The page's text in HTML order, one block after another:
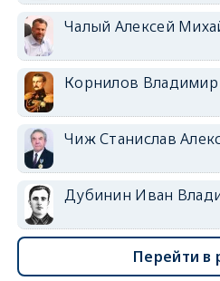
Чалый Алексей
Корнилов Владимир
Чиж Станислав
Дубинин Иван
Перейти в